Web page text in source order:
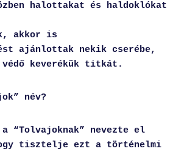
halottakat és haldoklókat
akkor is
ajánlottak nekik cserébe,
keverékük titkát.
név?
“Tolvajoknak” nevezte el
tisztelje ezt a történelmi